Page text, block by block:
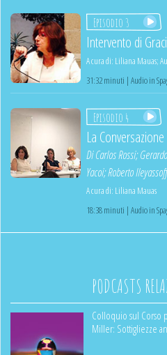
Episodio 3
Intervento di
A cura di: Liliana Mauas;
31:32 minuti | Audio in
Episodio 4
La Conversazione
DiCarlos Rossi;
Yacoi;Roberto Ileyassoff
A cura di: Liliana Mauas
18:38 minuti | Audio in
PODCASTS
Colloquio sul Corso
Miller: Sottigliezze